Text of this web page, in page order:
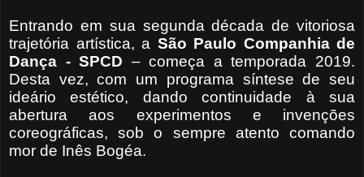
Entrando em sua segunda década de vitoriosa
trajetória artística, a São Paulo Companhia de
Dança - SPCD – começa a temporada 2019.
Desta vez, com um programa síntese de seu
ideário estético, dando continuidade à sua
abertura aos experimentos e invenções
coreográficas, sob o sempre atento comando
mor de Inês Bogéa.